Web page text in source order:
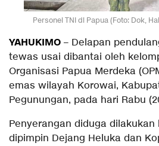
Personel TNI di Papua (Foto: Dok,
YAHUKIMO – Delapan
tewas usai dibantai oleh
Organisasi Papua Merdeka
emas wilayah Korowai,
Pegunungan, pada hari Rabu
Penyerangan diduga dilakukan
dipimpin Dejang Heluka dan